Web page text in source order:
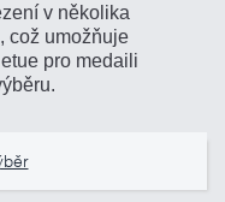
v několika
což umožňuje
pro medaili